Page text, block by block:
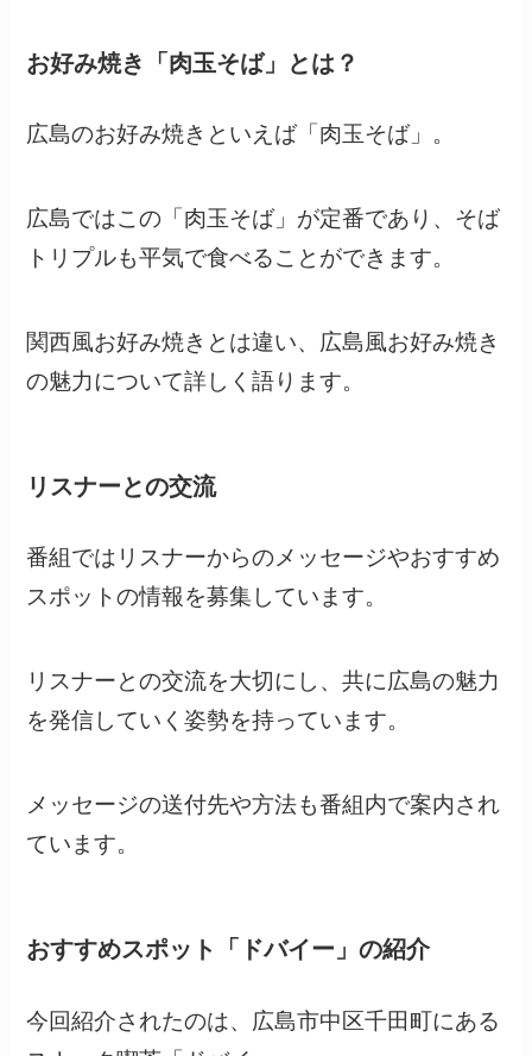
お好み焼き「肉玉そば」とは？
広島のお好み焼きといえば「肉玉そば」。
広島ではこの「肉玉そば」が定番であり、そば
トリプルも平気で食べることができます。
関西風お好み焼きとは違い、広島風お好み焼き
の魅力について詳しく語ります。
リスナーとの交流
番組ではリスナーからのメッセージやおすすめ
スポットの情報を募集しています。
リスナーとの交流を大切にし、共に広島の魅力
を発信していく姿勢を持っています。
メッセージの送付先や方法も番組内で案内され
ています。
おすすめスポット「ドバイー」の紹介
今回紹介されたのは、広島市中区千田町にある